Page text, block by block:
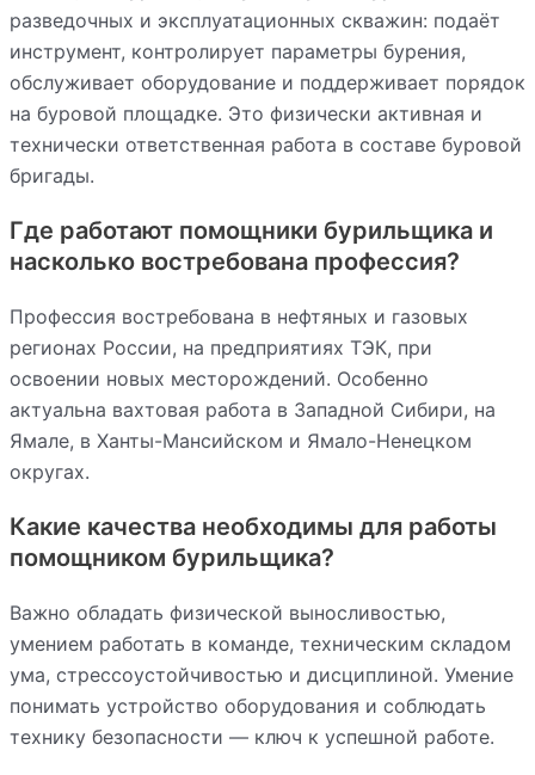
разведочных и эксплуатационных скважин: подаёт
инструмент, контролирует параметры бурения,
обслуживает оборудование и поддерживает порядок
на буровой площадке. Это физически активная и
технически ответственная работа в составе буровой
бригады.
Где работают помощники бурильщика и
насколько востребована профессия?
Профессия востребована в нефтяных и газовых
регионах России, на предприятиях ТЭК, при
освоении новых месторождений. Особенно
актуальна вахтовая работа в Западной Сибири, на
Ямале, в Ханты-Мансийском и Ямало-Ненецком
округах.
Какие качества необходимы для работы
помощником бурильщика?
Важно обладать физической выносливостью,
умением работать в команде, техническим складом
ума, стрессоустойчивостью и дисциплиной. Умение
понимать устройство оборудования и соблюдать
технику безопасности — ключ к успешной работе.